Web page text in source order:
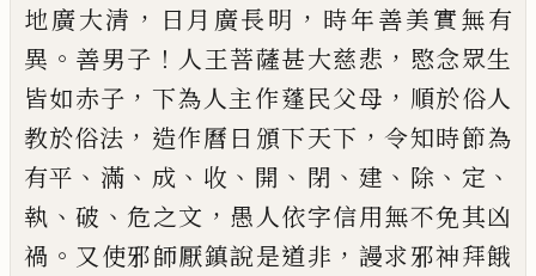
地廣大清 ， 日月 廣長明 ， 時年善美實無有
異 。 善男子 ！ 人王菩薩甚大慈悲 ， 愍念眾生
皆如赤子 ， 下為人主作蓬民父母 ， 順於俗人
教於俗法 ， 造作曆日 頒下天下 ， 令知時節為
有平 、 滿 、 成 、 收 、 開 、 閉 、 建 、 除 、 定 、
執 、 破 、 危之文 ， 愚人依字信用無不免其凶
禍 。 又使邪師厭鎮說是道非 ， 謾求邪神拜餓